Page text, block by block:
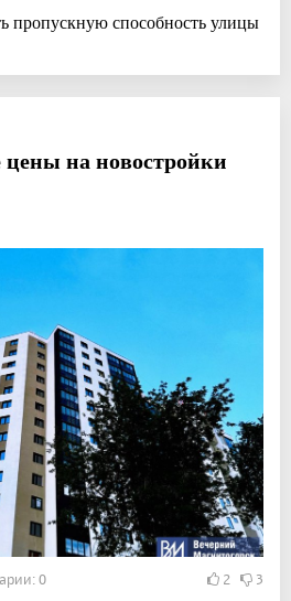
пропускную способность улицы
на новостройки
0 2 3